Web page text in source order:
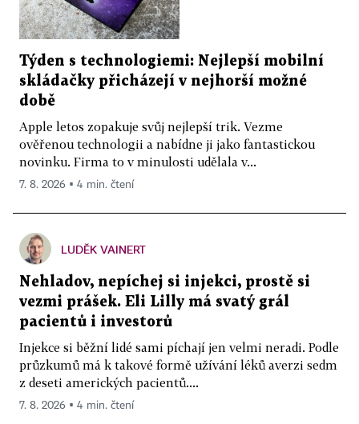
Týden s technologiemi: Nejlepší mobilní
skládačky přicházejí v nejhorší možné
době
Apple letos zopakuje svůj nejlepší trik. Vezme
ověřenou technologii a nabídne ji jako fantastickou
novinku. Firma to v minulosti udělala v...
7. 8. 2026 ▪ 4 min. čtení
LUDĚK VAINERT
Nehladov, nepíchej si injekci, prostě si
vezmi prášek. Eli Lilly má svatý grál
pacientů i investorů
Injekce si běžní lidé sami píchají jen velmi neradi. Podle
průzkumů má k takové formě užívání léků averzi sedm
z deseti amerických pacientů....
7. 8. 2026 ▪ 4 min. čtení